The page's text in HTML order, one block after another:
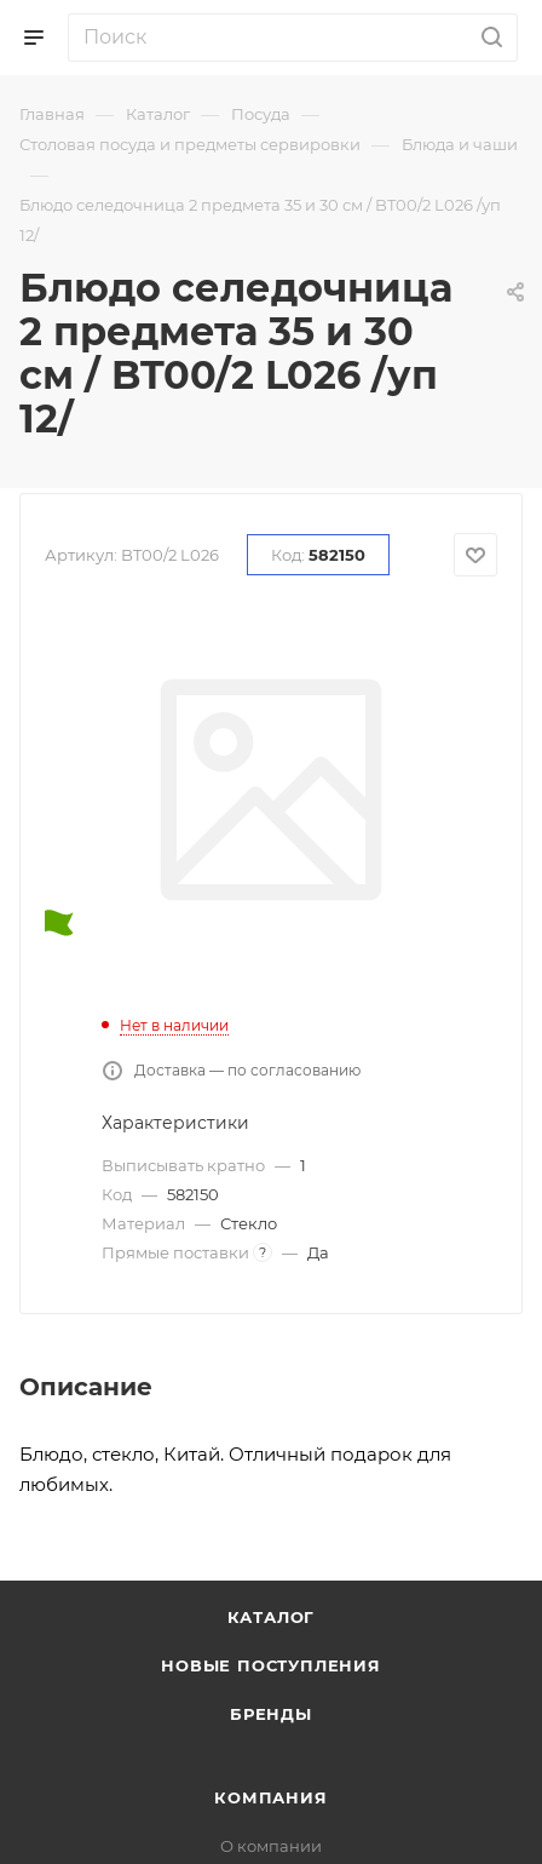
Главная — Каталог — Посуда —
Столовая посуда и предметы сервировки — Блюда и чаши
—
Блюдо селедочница 2 предмета 35 и 30 см / BT00/2 L026 /уп
12/
Блюдо селедочница
2 предмета 35 и 30
см / BT00/2 L026 /уп
12/
Артикул: BT00/2 L026 Код: 582150
Нет в наличии
Доставка — по согласованию
Характеристики
Выписывать кратно — 1
Код — 582150
Материал — Стекло
Прямые поставки
? — Да
Описание
Блюдо, стекло, Китай. Отличный подарок для
любимых.
КАТАЛОГ
НОВЫЕ ПОСТУПЛЕНИЯ
БРЕНДЫ
КОМПАНИЯ
О компании